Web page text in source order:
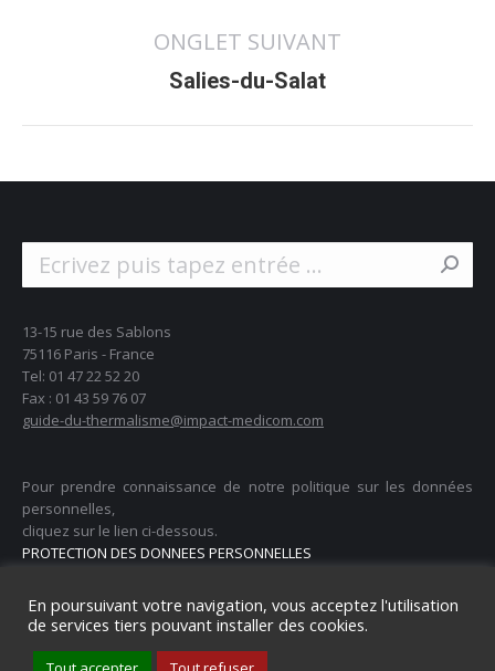
ONGLET SUIVANT
Projets
Salies-du-Salat
13-15 rue des Sablons
75116 Paris - France
Tel: 01 47 22 52 20
Fax : 01 43 59 76 07
guide-du-thermalisme@impact-medicom.com
Pour prendre connaissance de notre politique sur les données
personnelles,
cliquez sur le lien ci-dessous.
PROTECTION DES DONNEES PERSONNELLES
En poursuivant votre navigation, vous acceptez l'utilisation
de services tiers pouvant installer des cookies.